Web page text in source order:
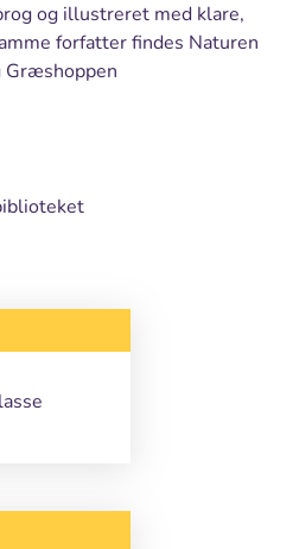
og illustreret med klare,
forfatter findes Naturen
Græshoppen